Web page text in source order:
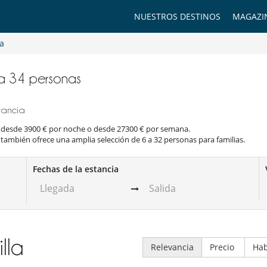
NUESTROS DESTINOS
34 personas
3900 € por noche o desde 27300 € por semana.
ofrece una amplia selección de 6 a 32 personas para familias.
Fechas de la estancia
Relevancia Precio